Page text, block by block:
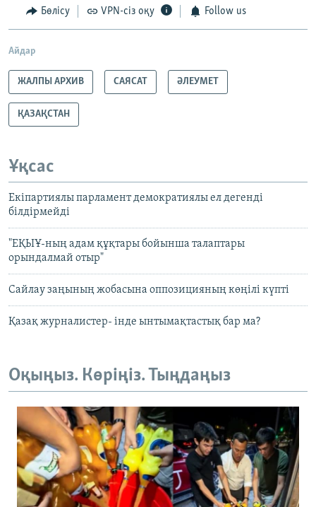
Бөлісу VPN-сіз оқу Follow us
Айдар
ЖАЛПЫ АРХИВ САЯСАТ ӘЛЕУМЕТ
ҚАЗАҚСТАН
Ұқсас
Екіпартиялы парламент демократиялы ел дегенді
білдірмейді
"ЕҚЫҰ-ның адам құқтары бойынша талаптары
орындалмай отыр"
Сайлау заңының жобасына оппозицияның көңілі күпті
Қазақ журналистер- інде ынтымақтастық бар ма?
Оқыңыз. Көріңіз. Тыңдаңыз